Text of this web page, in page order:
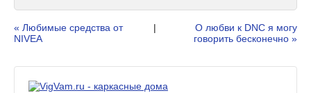
« Любимые средства от
NIVEA
|
О любви к DNC я могу
говорить бесконечно »